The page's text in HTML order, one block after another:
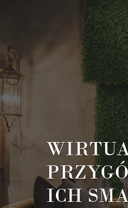
ICH